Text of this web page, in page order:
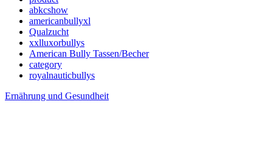
abkcshow
americanbullyxl
Qualzucht
xxlluxorbullys
American Bully Tassen/Becher
category
royalnauticbullys
Ernährung und Gesundheit